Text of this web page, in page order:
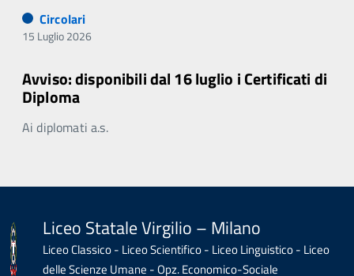
Circolari
15 Luglio 2026
Avviso: disponibili dal 16 luglio i Certificati di
Diploma
Ai diplomati a.s.
Liceo Statale Virgilio – Milano
Liceo Classico - Liceo Scientifico - Liceo Linguistico - Liceo
delle Scienze Umane - Opz. Economico-Sociale